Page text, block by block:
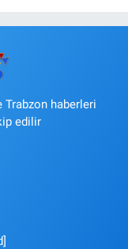
Trabzon haberleri
edilir